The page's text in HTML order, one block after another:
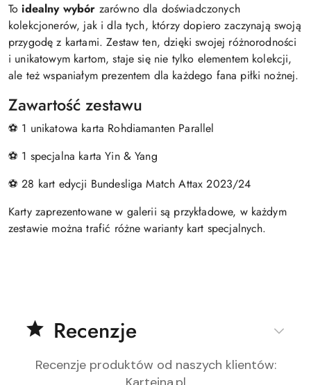
Toidealny wybór zarówno dla doświadczonych
kolekcjonerów, jak i dla tych, którzy dopiero zaczynają swoją
przygodę z kartami. Zestaw ten, dzięki swojej różnorodności
i unikatowym kartom, staje się nie tylko elementem kolekcji,
ale też wspaniałym prezentem dla każdego fana piłki nożnej.
Zawartość zestawu
⚽ 1 unikatowa karta Rohdiamanten Parallel
⚽ 1 specjalna karta Yin & Yang
⚽ 28 kart edycji Bundesliga Match Attax 2023/24
Karty zaprezentowane w galerii są przykładowe, w każdym
zestawie można trafić różne warianty kart specjalnych.
Recenzje
Recenzje produktów od naszych klientów: